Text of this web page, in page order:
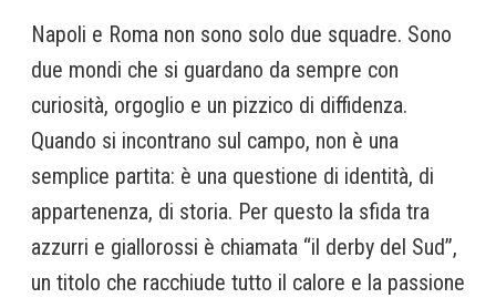
Napoli e Roma non sono solo due squadre. Sono
due mondi che si guardano da sempre con
curiosità, orgoglio e un pizzico di diffidenza.
Quando si incontrano sul campo, non è una
semplice partita: è una questione di identità, di
appartenenza, di storia. Per questo la sfida tra
azzurri e giallorossi è chiamata “il derby del Sud”,
un titolo che racchiude tutto il calore e la passione